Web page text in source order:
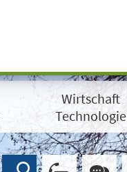
Wirtschaft
Technologie